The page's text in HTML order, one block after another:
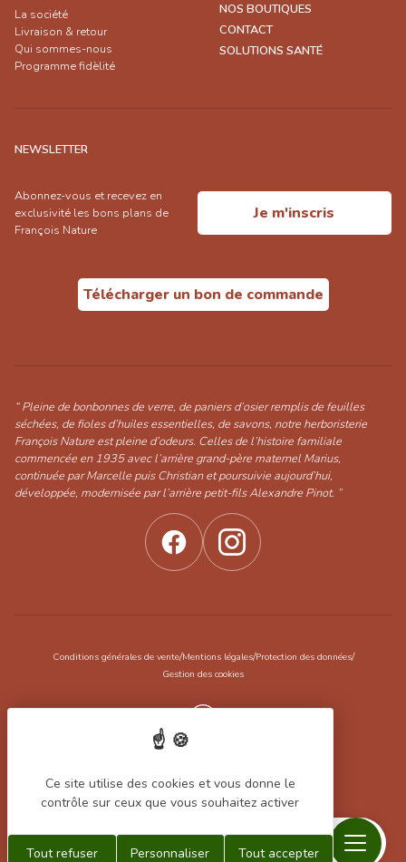
Recherche Contact Mon Mon Menu
La société
Livraison & retour
Qui sommes-nous
Programme fidèlité
NOS BOUTIQUES
CONTACT
SOLUTIONS SANTÉ
NEWSLETTER
Abonnez-vous et recevez en
exclusivité les bons plans de
François Nature
Je m'inscris
Télécharger un bon de commande
“ Pleine de bonbonnes de verre, de paniers d’osier remplis de feuilles
séchées, de fioles d’huiles essentielles, de savons, notre herboristerie
François Nature est pleine d’odeurs. Celles de l’histoire familiale
commencée en 1935 avec l’arrière grand-père maternel Marius,
continuée par Marcelle puis Christian et poursuivie aujourd’hui,
développée, modernisée par l’arrière petit-fils Alexandre Pinot. ”
Conditions générales de vente/Mentions légales/Protection des données/
Gestion des cookies
Réalisation Koredge
Ce site utilise des cookies et vous donne le
contrôle sur ceux que vous souhaitez activer
Tout accepter
Tout refuser Personnaliser